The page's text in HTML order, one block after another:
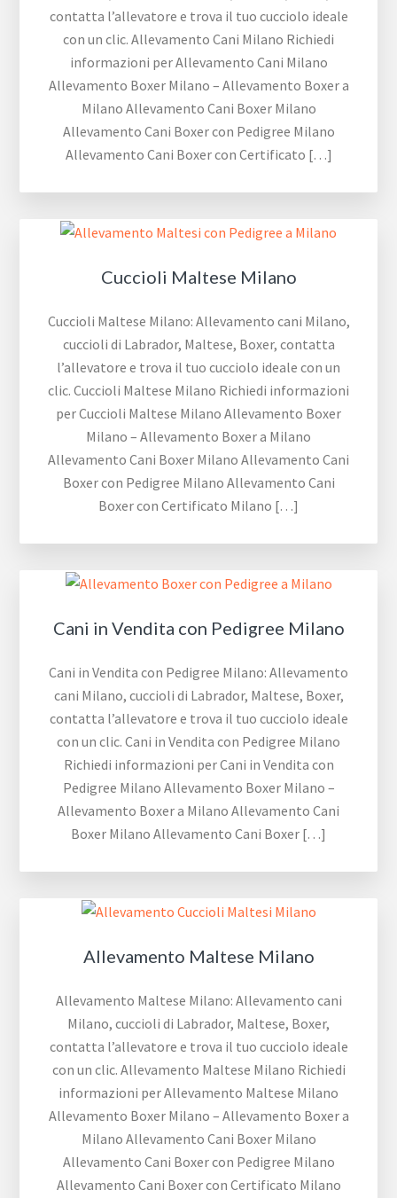
contatta l’allevatore e trova il tuo cucciolo ideale
con un clic. Allevamento Cani Milano Richiedi
informazioni per Allevamento Cani Milano
Allevamento Boxer Milano – Allevamento Boxer a
Milano Allevamento Cani Boxer Milano
Allevamento Cani Boxer con Pedigree Milano
Allevamento Cani Boxer con Certificato […]
Cuccioli Maltese Milano
Cuccioli Maltese Milano: Allevamento cani Milano,
cuccioli di Labrador, Maltese, Boxer, contatta
l’allevatore e trova il tuo cucciolo ideale con un
clic. Cuccioli Maltese Milano Richiedi informazioni
per Cuccioli Maltese Milano Allevamento Boxer
Milano – Allevamento Boxer a Milano
Allevamento Cani Boxer Milano Allevamento Cani
Boxer con Pedigree Milano Allevamento Cani
Boxer con Certificato Milano […]
Cani in Vendita con Pedigree Milano
Cani in Vendita con Pedigree Milano: Allevamento
cani Milano, cuccioli di Labrador, Maltese, Boxer,
contatta l’allevatore e trova il tuo cucciolo ideale
con un clic. Cani in Vendita con Pedigree Milano
Richiedi informazioni per Cani in Vendita con
Pedigree Milano Allevamento Boxer Milano –
Allevamento Boxer a Milano Allevamento Cani
Boxer Milano Allevamento Cani Boxer […]
Allevamento Maltese Milano
Allevamento Maltese Milano: Allevamento cani
Milano, cuccioli di Labrador, Maltese, Boxer,
contatta l’allevatore e trova il tuo cucciolo ideale
con un clic. Allevamento Maltese Milano Richiedi
informazioni per Allevamento Maltese Milano
Allevamento Boxer Milano – Allevamento Boxer a
Milano Allevamento Cani Boxer Milano
Allevamento Cani Boxer con Pedigree Milano
Allevamento Cani Boxer con Certificato Milano